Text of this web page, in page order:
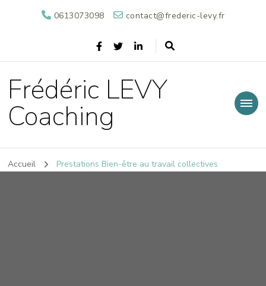
0613073098 contact@frederic-levy.fr
Frédéric LEVY
Coaching
Accueil Prestations Bien-être au travail collectives